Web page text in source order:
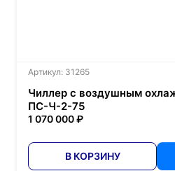
Артикул: 31265
Чиллер с воздушным
ПС-Ч-2-75
1 070 000 ₽
В КОРЗИНУ